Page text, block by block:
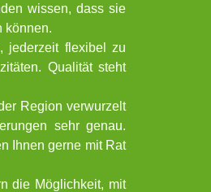
wissen, dass sie
können.
jederzeit flexibel zu
Qualität steht
Region verwurzelt
sehr genau.
Ihnen gerne mit Rat
die Möglichkeit, mit